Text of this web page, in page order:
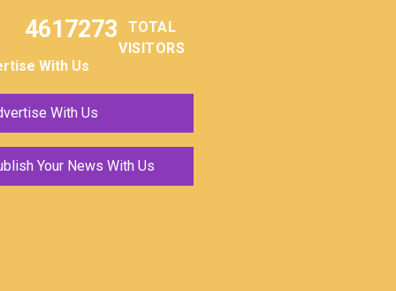
4617273
TOTAL
VISITORS
With Us
With Us
Your News With Us